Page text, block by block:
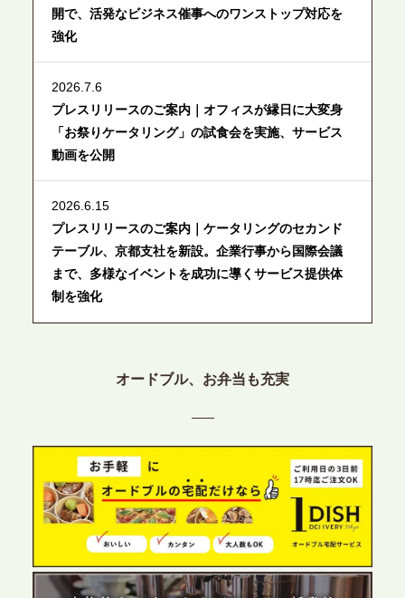
開で、活発なビジネス催事へのワンストップ対応を
強化
2026.7.6
プレスリリースのご案内｜オフィスが縁日に大変身
「お祭りケータリング」の試食会を実施、サービス
動画を公開
2026.6.15
プレスリリースのご案内｜ケータリングのセカンド
テーブル、京都支社を新設。企業行事から国際会議
まで、多様なイベントを成功に導くサービス提供体
制を強化
プレスリリースのご案内｜ケータリングのセカンド
目の展開で、拡大する出張パーティー・ケータリン
2026.6.4
プレスリリースのご案内｜夏の社内親睦が、配属後
の離職防止に。オフィスや会議室で縁日気分を味わ
う「お祭りケータリング」の提供を開始
オードブル、お弁当も充実